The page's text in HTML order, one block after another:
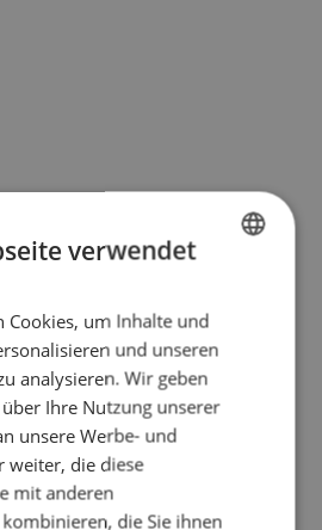
ENGLISH
RUSSIAN
GERMAN
FRENCH
verwendet
Cookies, um Inhalte und
und unseren
analysieren. Wir geben
Ihre Nutzung unserer
unsere Werbe- und
weiter, die diese
mit anderen
die Sie ihnen